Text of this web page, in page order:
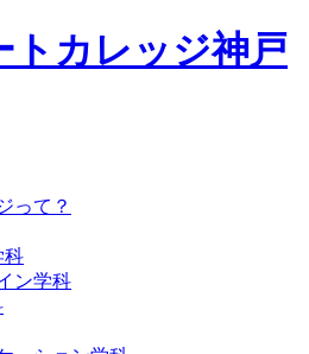
トカレッジ神戸
って？
科
ン学科